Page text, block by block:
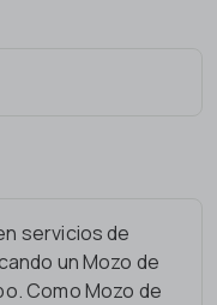
servicios de
un Mozo de
Como Mozo de